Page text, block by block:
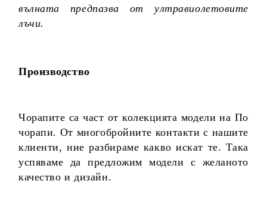
вълната предпазва от ултравиолетовите
лъчи.
Производство
Чорапите са част от колекцията модели на По
чорапи. От многобройните контакти с нашите
клиенти, ние разбираме какво искат те. Така
успяваме да предложим модели с желаното
качество и дизайн.